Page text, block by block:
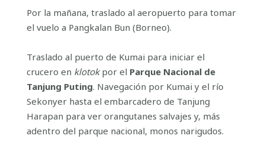
Por la mañana, traslado al aeropuerto para tomar
el vuelo a Pangkalan Bun (Borneo).
Traslado al puerto de Kumai para iniciar el
crucero en klotokpor el Parque Nacional de
Tanjung Puting. Navegación por Kumai y el río
Sekonyer hasta el embarcadero de Tanjung
Harapan para ver orangutanes salvajes y, más
adentro del parque nacional, monos narigudos.